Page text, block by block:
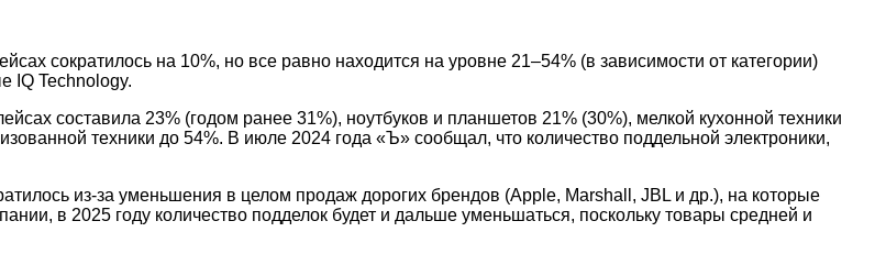
сократилось на 10%, но все равно находится на уровне 21–54% (в зависимости от категории)
IQ Technology.
составила 23% (годом ранее 31%), ноутбуков и планшетов 21% (30%), мелкой кухонной техники
техники до 54%. В июле 2024 года «Ъ» сообщал, что количество поддельной электроники,
из-за уменьшения в целом продаж дорогих брендов (Apple, Marshall, JBL и др.), на которые
в 2025 году количество подделок будет и дальше уменьшаться, поскольку товары средней и